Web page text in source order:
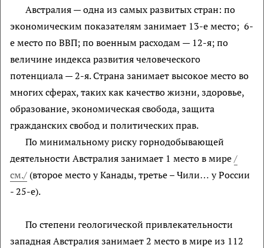
Австралия — одна из самых развитых стран: по
экономическим показателям занимает 13-е место; 6-
е место по ВВП; по военным расходам — 12-я; по
величине индекса развития человеческого
потенциала — 2-я. Страна занимает высокое место во
многих сферах, таких как качество жизни, здоровье,
образование, экономическая свобода, защита
гражданских свобод и политических прав.
По минимальному риску горнодобывающей
деятельности Австралия занимает 1 место в мире/
см./ (второе место у Канады, третье – Чили… у России
- 25-е).
По степени геологической привлекательности
западная Австралия занимает 2 место в мире из 112